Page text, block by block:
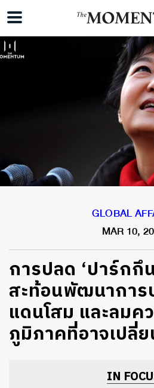
GLOBAL
MAR 10,
การปลด ‘ปาร์กกึ
สะท้อนพัฒนาการ
แดนโสม และลม
ภูมิภาคที่อาจเปลี่
IN